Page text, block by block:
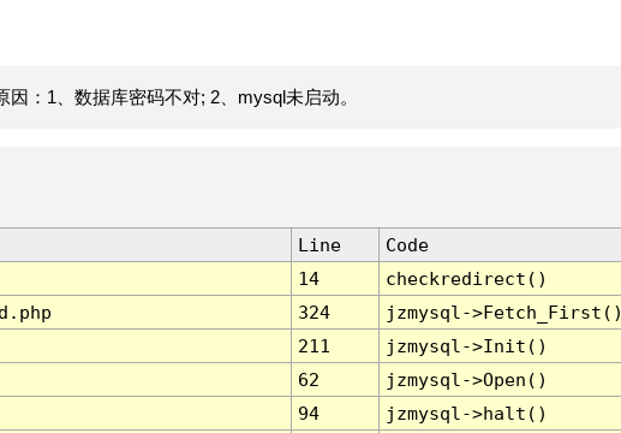
：1、数据库密码不对; 2、mysql未启动。
Line
Code
14
checkredirect()
324
jzmysql-
211
jzmysql->Init()
62
jzmysql->Open()
94
jzmysql->halt()